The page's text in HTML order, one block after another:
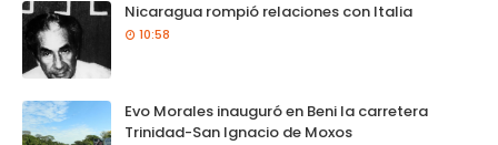
Nicaragua rompió relaciones con Italia
10:58
Evo Morales inauguró en Beni la carretera
Trinidad-San Ignacio de Moxos